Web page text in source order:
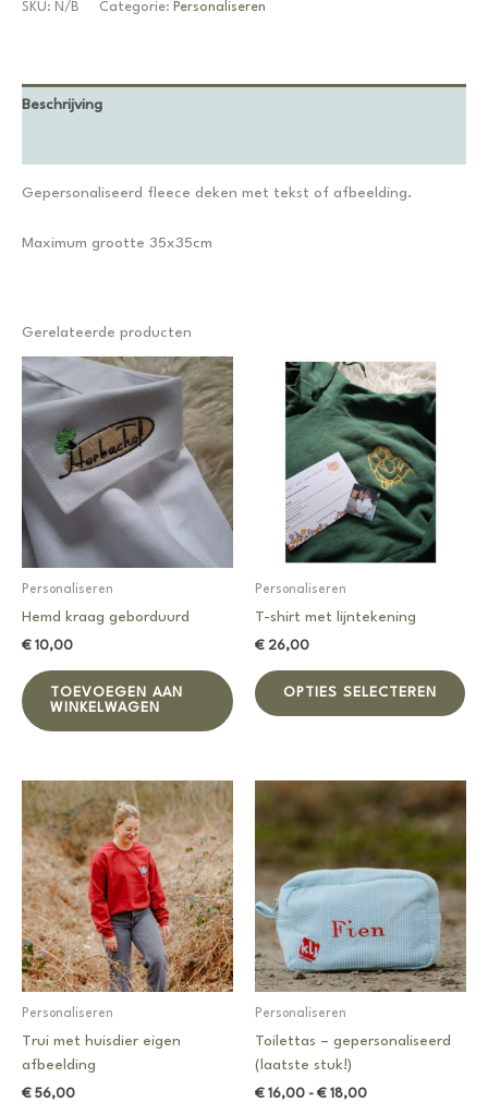
SKU: N/B Categorie: Personaliseren
Beschrijving
Gepersonaliseerd fleece deken met tekst of afbeelding.
Maximum grootte 35x35cm
Gerelateerde producten
Personaliseren
Hemd kraag geborduurd
€ 10,00
TOEVOEGEN AAN
WINKELWAGEN
Personaliseren
T-shirt met lijntekening
€ 26,00
OPTIES SELECTEREN
Personaliseren
Trui met huisdier eigen
afbeelding
€ 56,00
Personaliseren
Toilettas – gepersonaliseerd
(laatste stuk!)
€ 16,00 - € 18,00Prijsklasse: